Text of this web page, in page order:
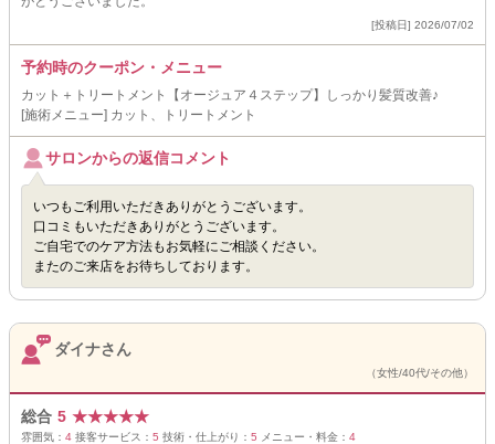
[投稿日] 2026/07/02
予約時のクーポン・メニュー
カット＋トリートメント【オージュア４ステップ】しっかり髪質改善♪
[施術メニュー] カット、トリートメント
サロンからの返信コメント
いつもご利用いただきありがとうございます。
口コミもいただきありがとうございます。
ご自宅でのケア方法もお気軽にご相談ください。
またのご来店をお待ちしております。
ダイナさん
（女性/40代/その他）
総合 5 ★★★★★
雰囲気： 4 接客サービス： 5 技術・仕上がり： 5 メニュー・料金： 4